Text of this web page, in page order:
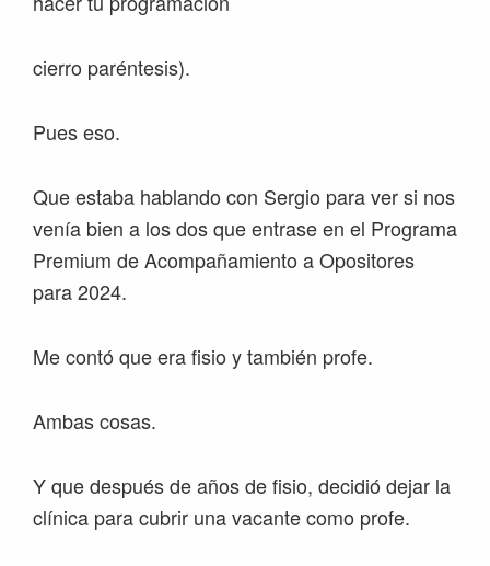
cierro paréntesis).
Pues eso.
Que estaba hablando con Sergio para ver si nos
venía bien a los dos que entrase en el Programa
Premium de Acompañamiento a Opositores
para 2024.
Me contó que era fisio y también profe.
Ambas cosas.
Y que después de años de fisio, decidió dejar la
clínica para cubrir una vacante como profe.